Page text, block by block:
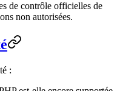
de contrôle officielles de
non autorisées.
: